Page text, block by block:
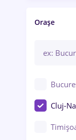
Orașe
Cluj-